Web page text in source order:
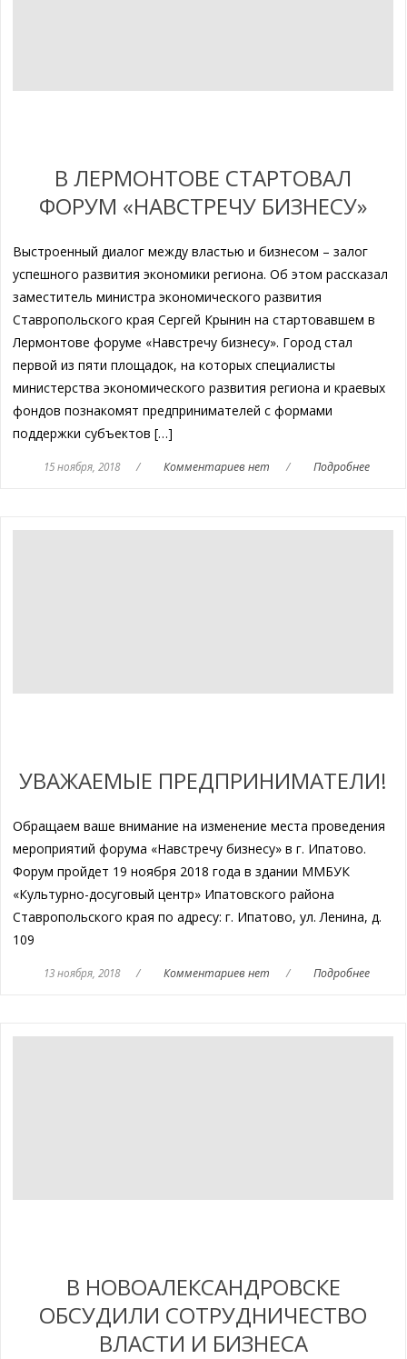
В ЛЕРМОНТОВЕ СТАРТОВАЛ
ФОРУМ «НАВСТРЕЧУ БИЗНЕСУ»
Выстроенный диалог между властью и бизнесом – залог
успешного развития экономики региона. Об этом рассказал
заместитель министра экономического развития
Ставропольского края Сергей Крынин на стартовавшем в
Лермонтове форуме «Навстречу бизнесу». Город стал
первой из пяти площадок, на которых специалисты
министерства экономического развития региона и краевых
фондов познакомят предпринимателей с формами
поддержки субъектов […]
15 ноября, 2018 / Комментариев нет / Подробнее
УВАЖАЕМЫЕ ПРЕДПРИНИМАТЕЛИ!
Обращаем ваше внимание на изменение места проведения
мероприятий форума «Навстречу бизнесу» в г. Ипатово.
Форум пройдет 19 ноября 2018 года в здании ММБУК
«Культурно-досуговый центр» Ипатовского района
Ставропольского края по адресу: г. Ипатово, ул. Ленина, д.
109
13 ноября, 2018 / Комментариев нет / Подробнее
В НОВОАЛЕКСАНДРОВСКЕ
ОБСУДИЛИ СОТРУДНИЧЕСТВО
ВЛАСТИ И БИЗНЕСА